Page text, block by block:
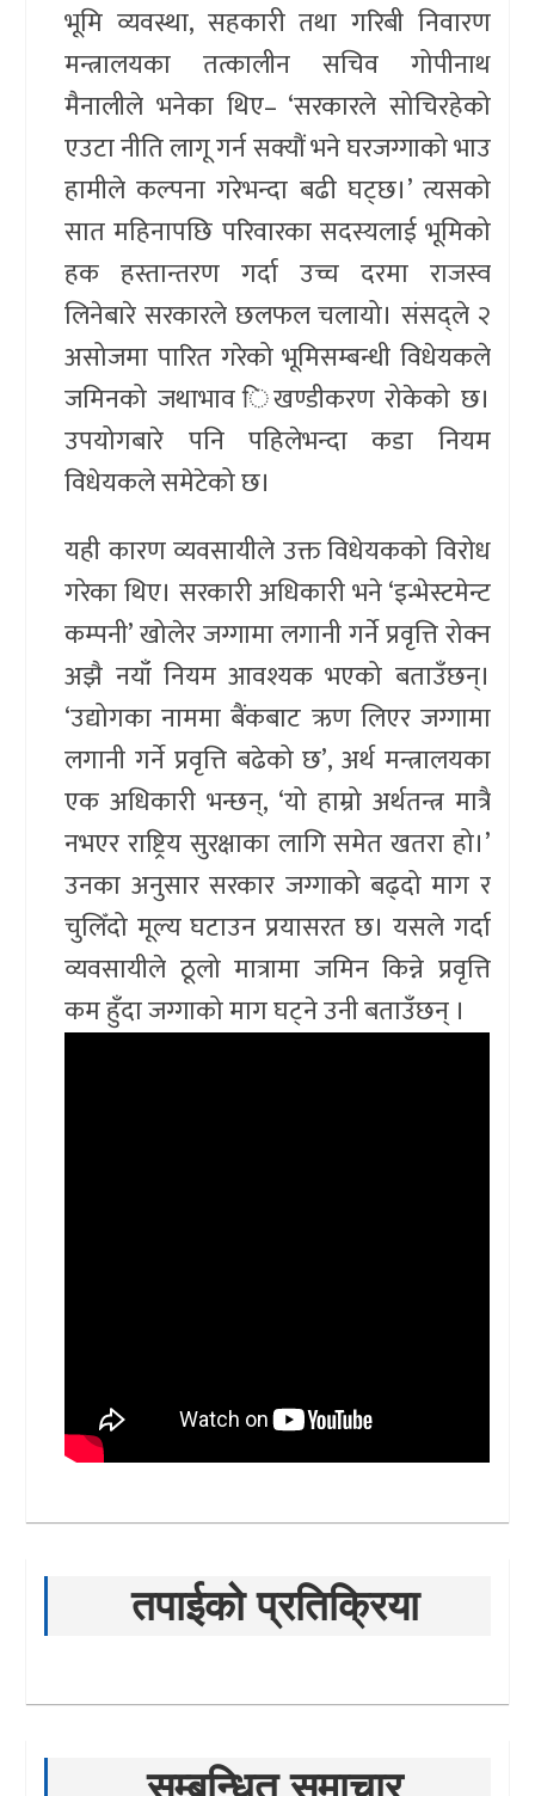
भूमि व्यवस्था, सहकारी तथा गरिबी निवारण
मन्त्रालयका तत्कालीन सचिव गोपीनाथ
मैनालीले भनेका थिए– ‘सरकारले सोचिरहेको
एउटा नीति लागू गर्न सक्यौं भने घरजग्गाको भाउ
हामीले कल्पना गरेभन्दा बढी घट्छ।’ त्यसको
सात महिनापछि परिवारका सदस्यलाई भूमिको
हक हस्तान्तरण गर्दा उच्च दरमा राजस्व
लिनेबारे सरकारले छलफल चलायो। संसद्ले २
असोजमा पारित गरेको भूमिसम्बन्धी विधेयकले
जमिनको जथाभाव िखण्डीकरण रोकेको छ।
उपयोगबारे पनि पहिलेभन्दा कडा नियम
विधेयकले समेटेको छ।
यही कारण व्यवसायीले उक्त विधेयकको विरोध
गरेका थिए। सरकारी अधिकारी भने ‘इन्भेस्टमेन्ट
कम्पनी’ खोलेर जग्गामा लगानी गर्ने प्रवृत्ति रोक्न
अझै नयाँ नियम आवश्यक भएको बताउँछन्।
‘उद्योगका नाममा बैंकबाट ऋण लिएर जग्गामा
लगानी गर्ने प्रवृत्ति बढेको छ’, अर्थ मन्त्रालयका
एक अधिकारी भन्छन्, ‘यो हाम्रो अर्थतन्त्र मात्रै
नभएर राष्ट्रिय सुरक्षाका लागि समेत खतरा हो।’
उनका अनुसार सरकार जग्गाको बढ्दो माग र
चुलिँदो मूल्य घटाउन प्रयासरत छ। यसले गर्दा
व्यवसायीले ठूलो मात्रामा जमिन किन्ने प्रवृत्ति
कम हुँदा जग्गाको माग घट्ने उनी बताउँछन् ।
तपाईको प्रतिक्रिया